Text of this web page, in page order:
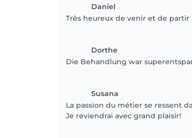
Daniel
Très heureux de venir et de partir
Dorthe
Die Behandlung war
Susana
La passion du métier se ressent
Je reviendrai avec grand plaisir!